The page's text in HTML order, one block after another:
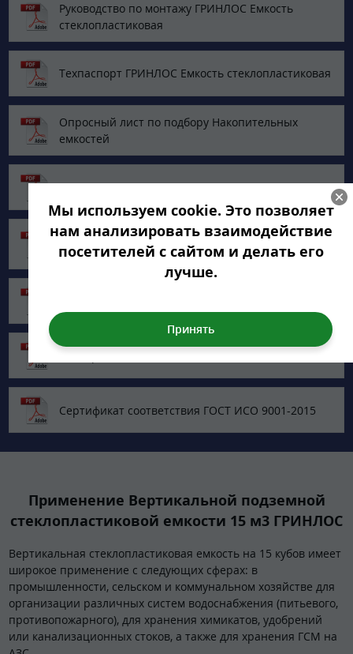
Руководство по монтажу ГРИНЛОС Емкость
стеклопластиковая
Техпаспорт ГРИНЛОС Емкость стеклопластиковая
Опросный лист по подбору Накопительных
емкостей
Сертификат соответствия ТУ
Сертификат сейсмостойкости изделий из
стеклопластика
Сертификат соответствия ГОСТ ИСО 9001-2015
Применение Вертикальной подземной
стеклопластиковой емкости 15 м3 ГРИНЛОС
Вертикальная стеклопластиковая емкость на 15 кубов имеет
широкое применение с следующих сферах: в
промышленности, сельском и коммунальном хозяйстве для
организации различных систем водоснабжения (питьевого,
противопожарного), для хранения химикатов, удобрений
или канализационных стоков, а также для хранения ГСМ на
Мы используем cookie. Это позволяет
нам анализировать взаимодействие
посетителей с сайтом и делать его
лучше.